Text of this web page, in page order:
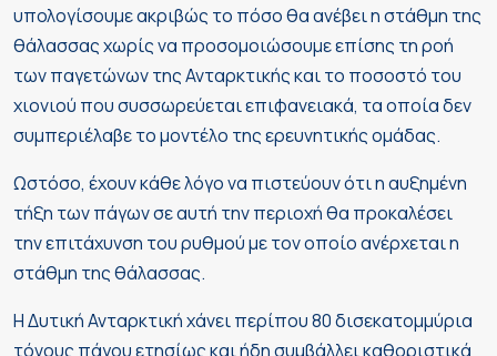
υπολογίσουμε ακριβώς το πόσο θα ανέβει η στάθμη της
θάλασσας χωρίς να προσομοιώσουμε επίσης τη ροή
των παγετώνων της Ανταρκτικής και το ποσοστό του
χιονιού που συσσωρεύεται επιφανειακά, τα οποία δεν
συμπεριέλαβε το μοντέλο της ερευνητικής ομάδας.
Ωστόσο, έχουν κάθε λόγο να πιστεύουν ότι η αυξημένη
τήξη των πάγων σε αυτή την περιοχή θα προκαλέσει
την επιτάχυνση του ρυθμού με τον οποίο ανέρχεται η
στάθμη της θάλασσας.
Η Δυτική Ανταρκτική χάνει περίπου 80 δισεκατομμύρια
τόνους πάγου ετησίως και ήδη συμβάλλει καθοριστικά